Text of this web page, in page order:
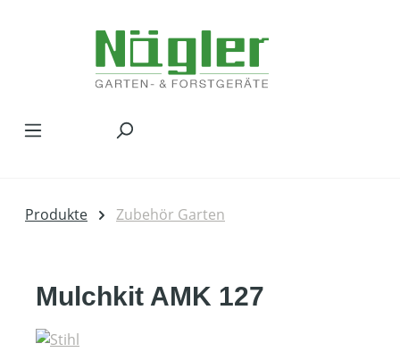
Produkte Zubehör Garten
Mulchkit AMK 127